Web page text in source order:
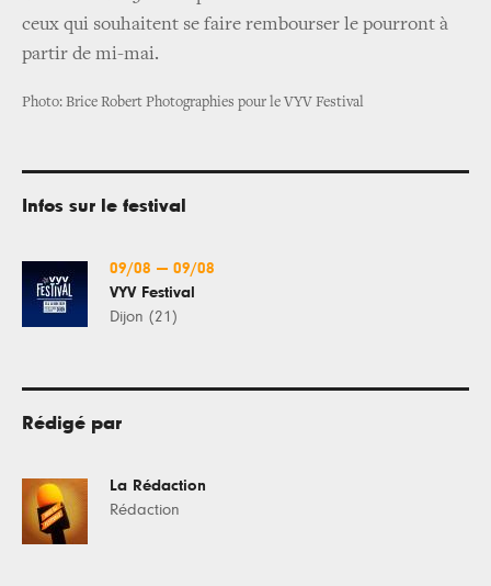
ceux qui souhaitent se faire rembourser le pourront à
partir de mi-mai.
Photo: Brice Robert Photographies pour le VYV Festival
Infos sur le festival
09/08 — 09/08
VYV Festival
Dijon (21)
Rédigé par
La Rédaction
Rédaction